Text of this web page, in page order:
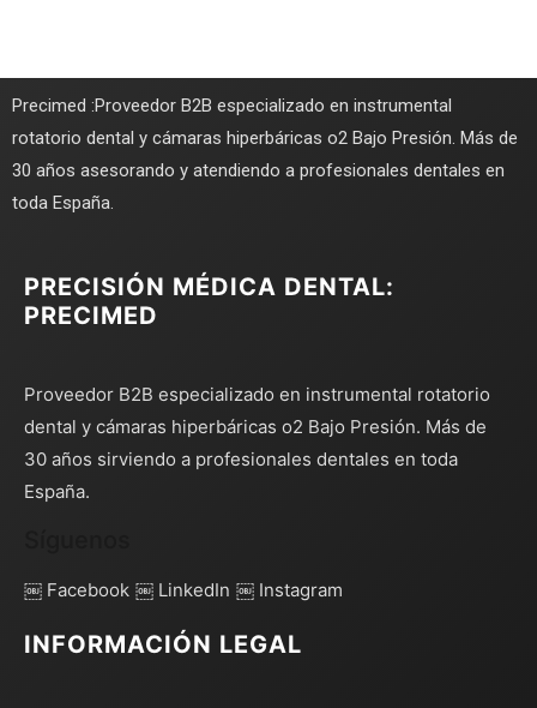
Precimed :Proveedor B2B especializado en instrumental
rotatorio dental y cámaras hiperbáricas o2 Bajo Presión. Más de
30 años asesorando y atendiendo a profesionales dentales en
toda España.
PRECISIÓN MÉDICA DENTAL:
PRECIMED
Proveedor B2B especializado en instrumental rotatorio
dental y cámaras hiperbáricas o2 Bajo Presión. Más de
30 años sirviendo a profesionales dentales en toda
España.
￼ Facebook ￼ LinkedIn ￼ Instagram
INFORMACIÓN LEGAL